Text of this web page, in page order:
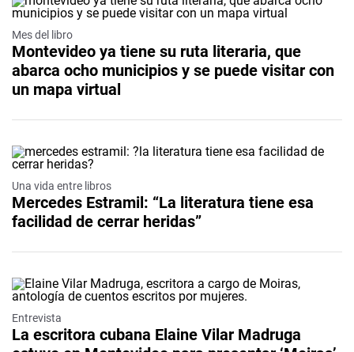
Mes del libro
Montevideo ya tiene su ruta literaria, que
abarca ocho municipios y se puede visitar con
un mapa virtual
Una vida entre libros
Mercedes Estramil: “La literatura tiene esa
facilidad de cerrar heridas”
Entrevista
La escritora cubana Elaine Vilar Madruga